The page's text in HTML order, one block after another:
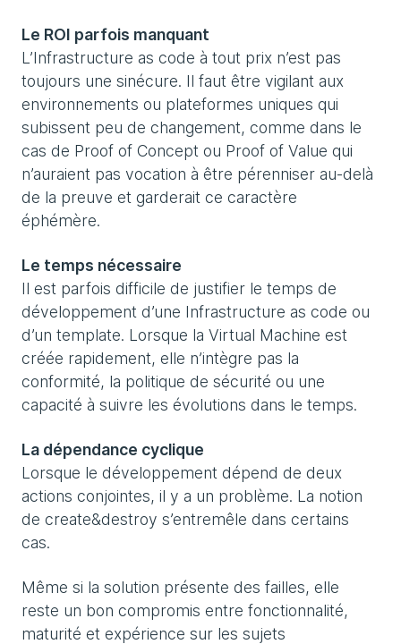
Le ROI parfois manquant
L’Infrastructure as code à tout prix n’est pas
toujours une sinécure. Il faut être vigilant aux
environnements ou plateformes uniques qui
subissent peu de changement, comme dans le
cas de Proof of Concept ou Proof of Value qui
n’auraient pas vocation à être pérenniser au-delà
de la preuve et garderait ce caractère
éphémère.
Le temps nécessaire
Il est parfois difficile de justifier le temps de
développement d’une Infrastructure as code ou
d’un template. Lorsque la Virtual Machine est
créée rapidement, elle n’intègre pas la
conformité, la politique de sécurité ou une
capacité à suivre les évolutions dans le temps.
La dépendance cyclique
Lorsque le développement dépend de deux
actions conjointes, il y a un problème. La notion
de create&destroy s’entremêle dans certains
cas.
Même si la solution présente des failles, elle
reste un bon compromis entre fonctionnalité,
maturité et expérience sur les sujets